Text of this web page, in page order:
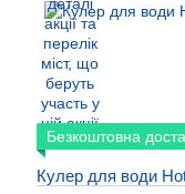
Безкоштовна
Кулер для води